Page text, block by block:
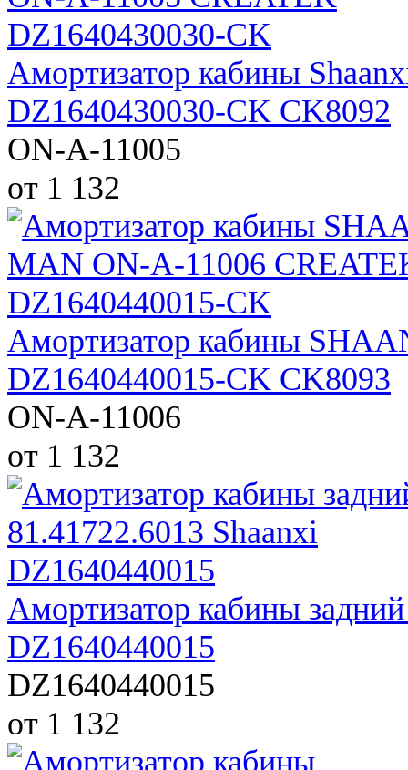
Амортизатор кабины
DZ1640430030-CK CK8092
ON-A-11005
от 1 132
Амортизатор кабины
DZ1640440015-CK CK8093
ON-A-11006
от 1 132
Амортизатор кабины
DZ1640440015
DZ1640440015
от 1 132